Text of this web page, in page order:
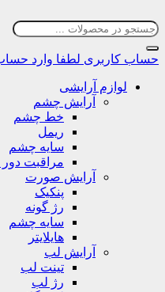
حساب کاربری لطفا وارد
لوازم آرایشی
آرایش چشم
خط چشم
ریمل
سایه چشم
مراقبت
آرایش صورت
پنکیک
رژ گونه
سایه چشم
هایلایتر
آرایش لب
تینت لب
رژ لب